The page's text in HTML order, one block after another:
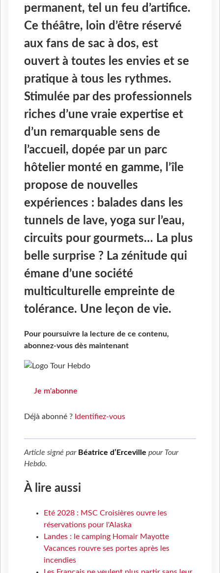
permanent, tel un feu d’artifice.
Ce théâtre, loin d’être réservé
aux fans de sac à dos, est
ouvert à toutes les envies et se
pratique à tous les rythmes.
Stimulée par des professionnels
riches d’une vraie expertise et
d’un remarquable sens de
l’accueil, dopée par un parc
hôtelier monté en gamme, l’île
propose de nouvelles
expériences : balades dans les
tunnels de lave, yoga sur l’eau,
circuits pour gourmets… La plus
belle surprise ? La zénitude qui
émane d’une société
multiculturelle empreinte de
tolérance. Une leçon de vie.
Pour poursuivre la lecture de ce contenu,
abonnez-vous dès maintenant
Je m'abonne
Déjà abonné ? Identifiez-vous
Article signé par Béatrice d’Erceville pour Tour
Hebdo.
À lire aussi
Eté 2028 : MSC Croisières ouvre les
réservations pour l'Alaska
Landes : le camping Homair Mayotte
Vacances rouvre ses portes après les
incendies